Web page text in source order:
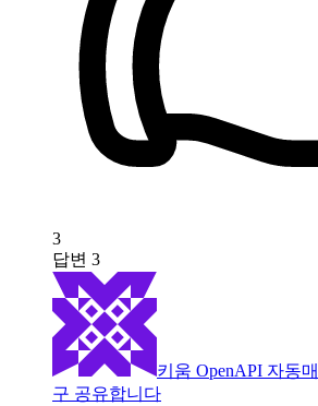
3
답변 3
키움 OpenAPI 자동
구 공유합니다